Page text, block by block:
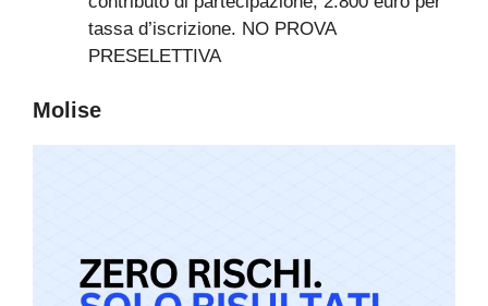
tassa d’iscrizione. NO PROVA
PRESELETTIVA
Molise